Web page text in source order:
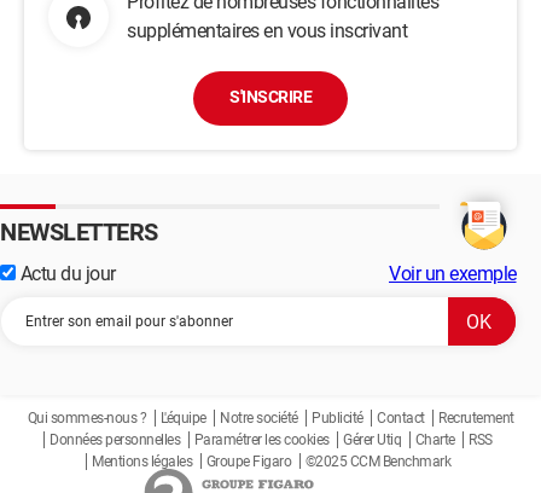
supplémentaires en vous inscrivant
S'INSCRIRE
NEWSLETTERS
Actu du jour Voir un exemple
Qui sommes-nous ? L'équipe Notre société Publicité Contact
Recrutement
Données personnelles
Paramétrer les cookies Gérer Utiq Charte
RSS
Mentions légales
Groupe Figaro ©2025 CCM Benchmark